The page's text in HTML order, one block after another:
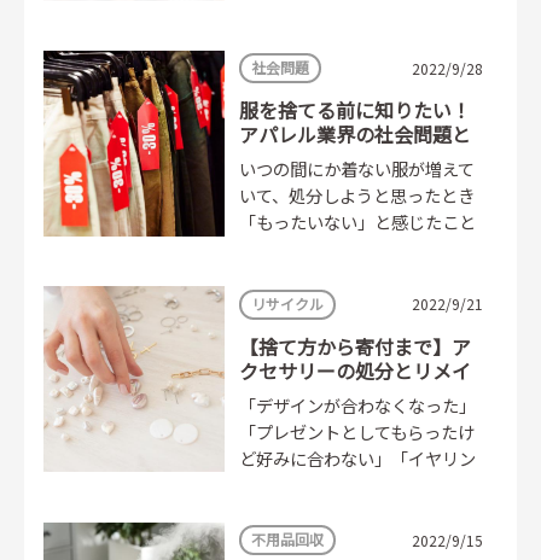
のでしょうか。...
社会問題 2022/9/28
服を捨てる前に知りたい！
アパレル業界の社会問題と
環境問題
いつの間にか着ない服が増えて
いて、処分しようと思ったとき
「もったいない」と感じたこと
リサイクル 2022/9/21
【捨て方から寄付まで】ア
クセサリーの処分とリメイ
クの方法
「デザインが合わなくなった」
「プレゼントとしてもらったけ
ど好みに合わない」「イヤリン
処分を考えていませんか？...
不用品回収 2022/9/15